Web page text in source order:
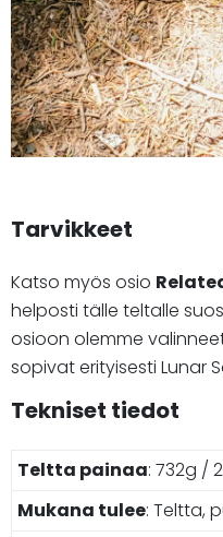
Tarvikkeet
Katso myös osio
helposti tälle teltalle
osioon olemme
sopivat erityisesti Lunar
Tekniset tiedot
Teltta painaa: 732g /
Mukana tulee: Teltta,